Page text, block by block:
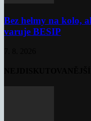
Bez helmy na kolo,
varuje BESIP